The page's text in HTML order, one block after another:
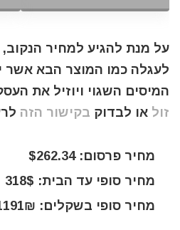
על מנת להגיע למחיר הנקוב,
לעגלה כמו המוצר הבא אשר
המיסים השגוי ויוזיל את
זול או לבדוק בקישור הזה
מחיר פרסום: $262.34
מחיר סופי עד הבית: 318$
מחיר סופי בשקלים: 1191₪